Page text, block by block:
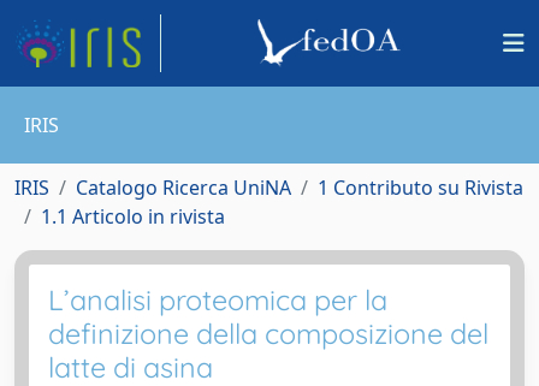
IRIS
IRIS Catalogo Ricerca UniNA
1 Contributo su Rivista
1.1 Articolo in rivista
L’analisi proteomica per la
definizione della composizione del
latte di asina